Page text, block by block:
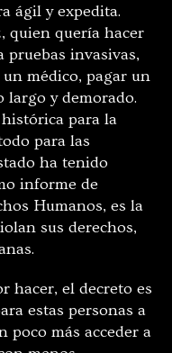
ágil y expedita.
quien quería hacer
pruebas invasivas,
médico, pagar un
largo y demorado.
para la
para las
ha tenido
informe de
Humanos, es la
sus derechos,
hacer, el decreto es
estas personas a
poco más acceder a